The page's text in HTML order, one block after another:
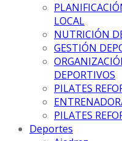
LOCAL
NUTRICIÓN
GESTIÓN
DEPORTIVOS
PILATES
PILATES
Deportes